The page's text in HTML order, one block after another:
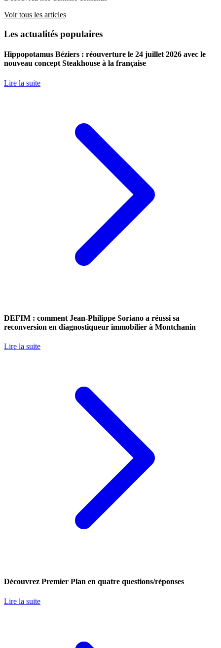
Voir tous les articles
Les actualités populaires
Hippopotamus Béziers : réouverture le 24 juillet 2026 avec le
nouveau concept Steakhouse à la française
Lire la suite
DEFIM : comment Jean-Philippe Soriano a réussi sa
reconversion en diagnostiqueur immobilier à Montchanin
Lire la suite
Découvrez Premier Plan en quatre questions/réponses
Lire la suite